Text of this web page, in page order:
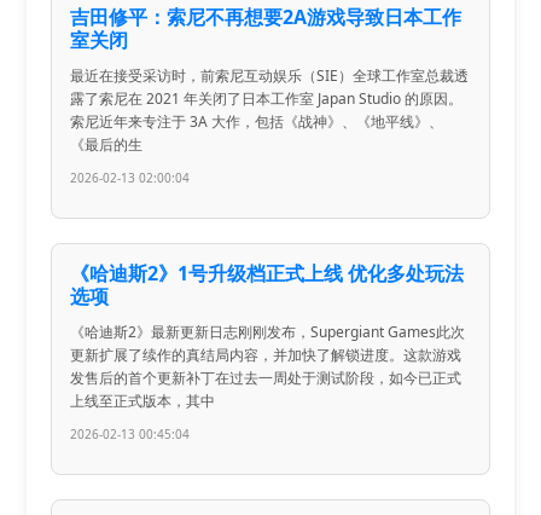
吉田修平：索尼不再想要2A游戏导致日本工作
室关闭
最近在接受采访时，前索尼互动娱乐（SIE）全球工作室总裁透
露了索尼在 2021 年关闭了日本工作室 Japan Studio 的原因。
索尼近年来专注于 3A 大作，包括《战神》、《地平线》、
《最后的生
2026-02-13 02:00:04
《哈迪斯2》1号升级档正式上线 优化多处玩法
选项
《哈迪斯2》最新更新日志刚刚发布，Supergiant Games此次
更新扩展了续作的真结局内容，并加快了解锁进度。这款游戏
发售后的首个更新补丁在过去一周处于测试阶段，如今已正式
上线至正式版本，其中
2026-02-13 00:45:04